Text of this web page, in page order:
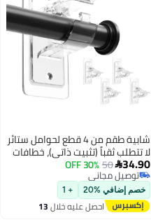
شابية طقم من 4 قطع لحوامل ستائر
لا تتطلب ثقباً (تثبيت ذاتي)، خطافات
ستائر قابلة للتعديل ومناسبة
للمستأجرين، مثالية لغرف النوم
والحمامات وغرف المعيشة والشقق
(شفافة)
34.90
50
30% OFF
توصيل مجاني
توصيل مجاني
خصم إضافي %20 + 1
احصل عليه خلال13